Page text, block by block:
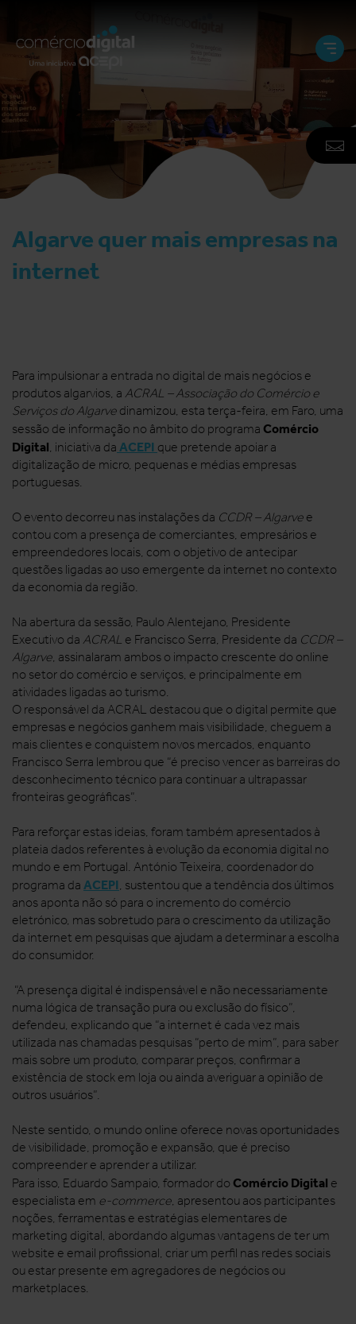
e
Algarve quer mais empresas na
internet
Para impulsionar a entrada no digital de mais negócios e
produtos algarvios, a ACRAL – Associação do Comércio e
Serviços do Algarve dinamizou, esta terça-feira, em Faro, uma
sessão de informação no âmbito do programa Comércio
Digital, iniciativa da ACEPI que pretende apoiar a
digitalização de micro, pequenas e médias empresas
portuguesas.
O evento decorreu nas instalações da CCDR – Algarve e
contou com a presença de comerciantes, empresários e
empreendedores locais, com o objetivo de antecipar
questões ligadas ao uso emergente da internet no contexto
da economia da região.
Na abertura da sessão, Paulo Alentejano, Presidente
Executivo da ACRAL e Francisco Serra, Presidente da CCDR –
Algarve, assinalaram ambos o impacto crescente do online
no setor do comércio e serviços, e principalmente em
atividades ligadas ao turismo.
O responsável da ACRAL destacou que o digital permite que
empresas e negócios ganhem mais visibilidade, cheguem a
mais clientes e conquistem novos mercados, enquanto
Francisco Serra lembrou que “é preciso vencer as barreiras do
desconhecimento técnico para continuar a ultrapassar
fronteiras geográficas”.
Para reforçar estas ideias, foram também apresentados à
plateia dados referentes à evolução da economia digital no
mundo e em Portugal. António Teixeira, coordenador do
programa da ACEPI, sustentou que a tendência dos últimos
anos aponta não só para o incremento do comércio
eletrónico, mas sobretudo para o crescimento da utilização
da internet em pesquisas que ajudam a determinar a escolha
do consumidor.
“A presença digital é indispensável e não necessariamente
numa lógica de transação pura ou exclusão do físico”,
defendeu, explicando que “a internet é cada vez mais
utilizada nas chamadas pesquisas “perto de mim”, para saber
mais sobre um produto, comparar preços, confirmar a
existência de stock em loja ou ainda averiguar a opinião de
outros usuários”.
Neste sentido, o mundo online oferece novas oportunidades
de visibilidade, promoção e expansão, que é preciso
compreender e aprender a utilizar.
Para isso, Eduardo Sampaio, formador do Comércio Digital e
especialista em e-commerce, apresentou aos participantes
noções, ferramentas e estratégias elementares de
marketing digital, abordando algumas vantagens de ter um
website e email profissional, criar um perfil nas redes sociais
ou estar presente em agregadores de negócios ou
marketplaces.